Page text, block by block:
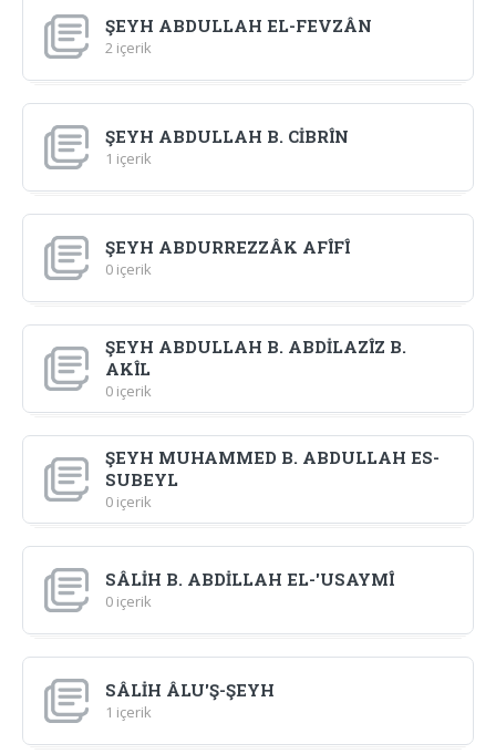
ŞEYH ABDULLAH EL-FEVZÂN
2 içerik
ŞEYH ABDULLAH B. CİBRÎN
1 içerik
ŞEYH ABDURREZZÂK AFÎFÎ
0 içerik
ŞEYH ABDULLAH B. ABDİLAZÎZ B.
AKÎL
0 içerik
ŞEYH MUHAMMED B. ABDULLAH ES-
SUBEYL
0 içerik
SÂLİH B. ABDİLLAH EL-'USAYMÎ
0 içerik
SÂLİH ÂLU'Ş-ŞEYH
1 içerik